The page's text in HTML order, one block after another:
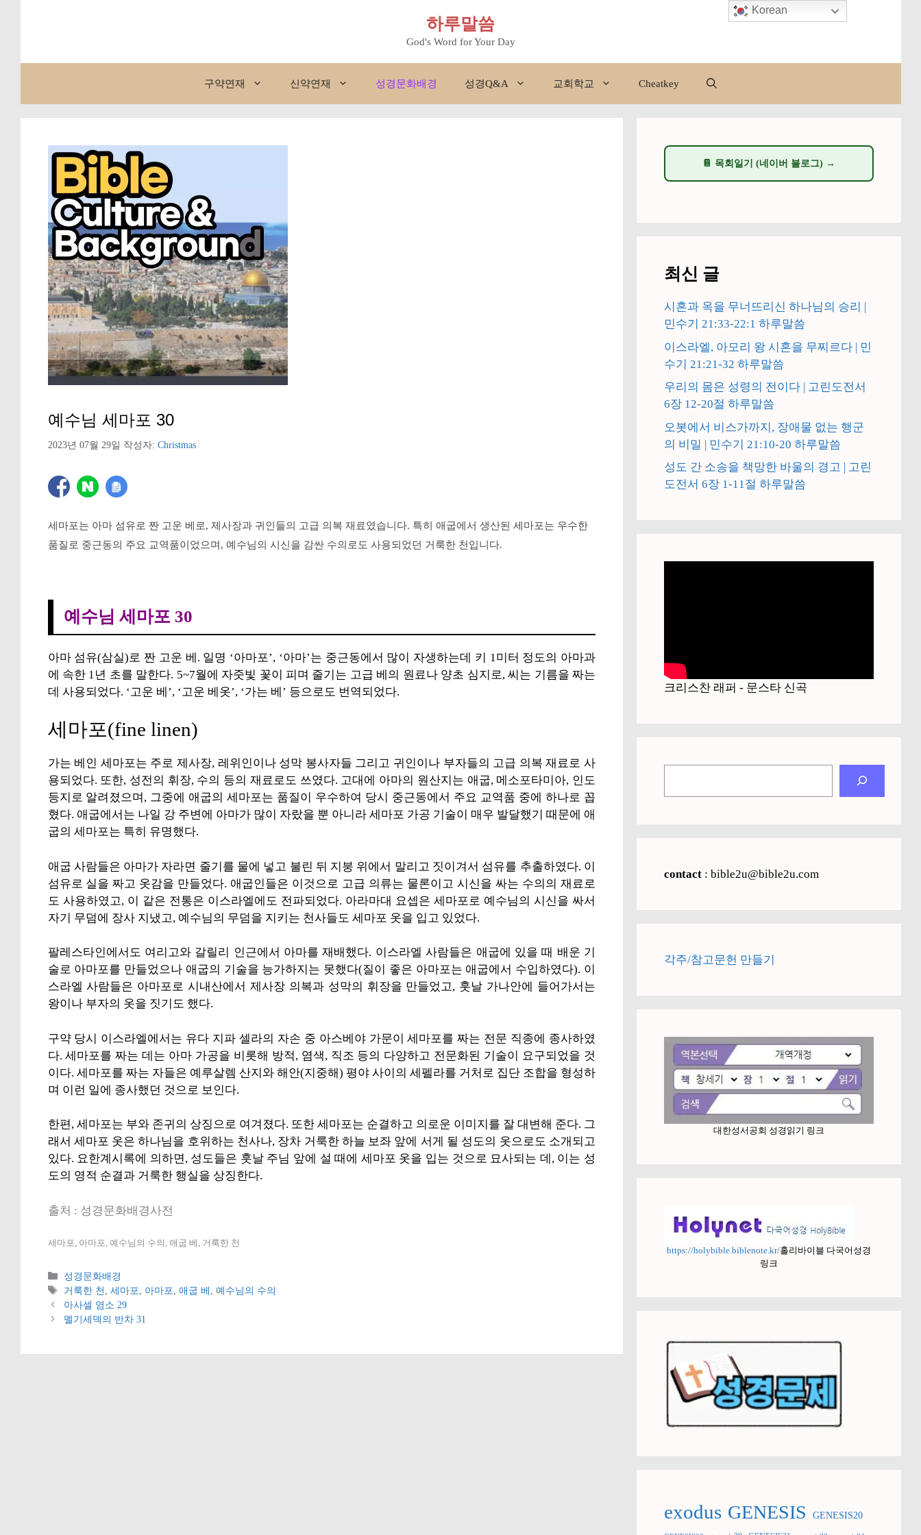
하루말씀
God's Word for Your Day
구약연재 신약연재 성경문화배경 성경Q&A 교회학교 Cheatkey
예수님 세마포 30
2023년 07월 29일 작성자: Christmas
세마포는 아마 섬유로 짠 고운 베로, 제사장과 귀인들의 고급 의복 재료였습니다. 특히 애굽에서 생산된 세마포는 우수한
품질로 중근동의 주요 교역품이었으며, 예수님의 시신을 감싼 수의로도 사용되었던 거룩한 천입니다.
예수님 세마포 30
아마 섬유(삼실)로 짠 고운 베. 일명 ‘아마포’, ‘아마’는 중근동에서 많이 자생하는데 키 1미터 정도의 아마과
에 속한 1년 초를 말한다. 5~7월에 자줏빛 꽃이 피며 줄기는 고급 베의 원료나 양초 심지로, 씨는 기름을 짜는
데 사용되었다. ‘고운 베’, ‘고운 베옷’, ‘가는 베’ 등으로도 번역되었다.
세마포(fine linen)
가는 베인 세마포는 주로 제사장, 레위인이나 성막 봉사자들 그리고 귀인이나 부자들의 고급 의복 재료로 사
용되었다. 또한, 성전의 휘장, 수의 등의 재료로도 쓰였다. 고대에 아마의 원산지는 애굽, 메소포타미아, 인도
등지로 알려졌으며, 그중에 애굽의 세마포는 품질이 우수하여 당시 중근동에서 주요 교역품 중에 하나로 꼽
혔다. 애굽에서는 나일 강 주변에 아마가 많이 자랐을 뿐 아니라 세마포 가공 기술이 매우 발달했기 때문에 애
굽의 세마포는 특히 유명했다.
애굽 사람들은 아마가 자라면 줄기를 물에 넣고 불린 뒤 지붕 위에서 말리고 짓이겨서 섬유를 추출하였다. 이
섬유로 실을 짜고 옷감을 만들었다. 애굽인들은 이것으로 고급 의류는 물론이고 시신을 싸는 수의의 재료로
도 사용하였고, 이 같은 전통은 이스라엘에도 전파되었다. 아라마대 요셉은 세마포로 예수님의 시신을 싸서
자기 무덤에 장사 지냈고, 예수님의 무덤을 지키는 천사들도 세마포 옷을 입고 있었다.
팔레스타인에서도 여리고와 갈릴리 인근에서 아마를 재배했다. 이스라엘 사람들은 애굽에 있을 때 배운 기
술로 아마포를 만들었으나 애굽의 기술을 능가하지는 못했다(질이 좋은 아마포는 애굽에서 수입하였다). 이
스라엘 사람들은 아마포로 시내산에서 제사장 의복과 성막의 휘장을 만들었고, 훗날 가나안에 들어가서는
왕이나 부자의 옷을 짓기도 했다.
구약 당시 이스라엘에서는 유다 지파 셀라의 자손 중 아스베야 가문이 세마포를 짜는 전문 직종에 종사하였
다. 세마포를 짜는 데는 아마 가공을 비롯해 방적, 염색, 직조 등의 다양하고 전문화된 기술이 요구되었을 것
이다. 세마포를 짜는 자들은 예루살렘 산지와 해안(지중해) 평야 사이의 세펠라를 거처로 집단 조합을 형성하
며 이런 일에 종사했던 것으로 보인다.
한편, 세마포는 부와 존귀의 상징으로 여겨졌다. 또한 세마포는 순결하고 의로운 이미지를 잘 대변해 준다. 그
래서 세마포 옷은 하나님을 호위하는 천사나, 장차 거룩한 하늘 보좌 앞에 서게 될 성도의 옷으로도 소개되고
있다. 요한계시록에 의하면, 성도들은 훗날 주님 앞에 설 때에 세마포 옷을 입는 것으로 묘사되는 데, 이는 성
도의 영적 순결과 거룩한 행실을 상징한다.
출처 : 성경문화배경사전
세마포, 아마포, 예수님의 수의, 애굽 베, 거룩한 천
카
테
고
리
성경문화배경
태
그
거룩한 천 세마포 아마포 애굽 베
예수님의 수의
아사셀 염소 29
멜기세덱의 반차 31
📔 목회일기 (네이버 블로그) →
최신 글
시혼과 옥을 무너뜨리신 하나님의 승리 |
민수기 21:33-22:1 하루말씀
이스라엘, 아모리 왕 시혼을 무찌르다 | 민
수기 21:21-32 하루말씀
우리의 몸은 성령의 전이다 | 고린도전서
6장 12-20절 하루말씀
오봇에서 비스가까지, 장애물 없는 행군
의 비밀 | 민수기 21:10-20 하루말씀
성도 간 소송을 책망한 바울의 경고 | 고린
도전서 6장 1-11절 하루말씀
크리스찬 래퍼 - 문스타 신곡
contact : bible2u@bible2u.com
각주/참고문헌 만들기
대한성서공회 성경읽기 링크
https://holybible.biblenote.kr/홀리바이블 다국어성경
링크
exodus GENESIS GENESIS20
Korean